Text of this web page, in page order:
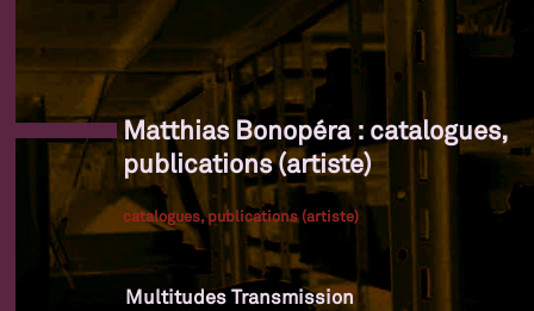
Matthias Bonopéra : catalogues,
publications (artiste)
catalogues, publications (artiste)
Multitudes Transmission